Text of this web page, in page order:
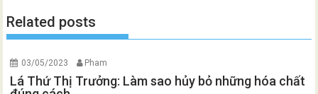
Related posts
03/05/2023 Pham
Lá Thứ Thị Trưởng: Làm sao hủy bỏ những hóa chất